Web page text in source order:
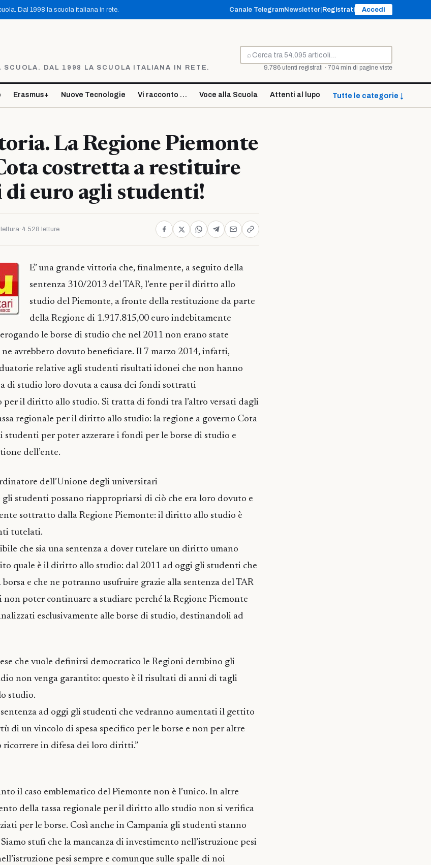
Dal 1998 la scuola italiana in rete. Canale TelegramNewsletter Registrati Accedi
DAL 1998 LA SCUOLA ITALIANA IN RETE.
⌕
Cerca
9.786 utenti registrati · 704 mln di pagine viste
Erasmus+ Nuove Tecnologie Vi racconto … Voce alla Scuola Attenti al lupo Tutte le categorie ↓
La Regione Piemonte
costretta a restituire
euro agli studenti!
· 4.528 letture
E’ una grande vittoria che, finalmente, a seguito della
sentenza 310/2013 del TAR, l’ente per il diritto allo
studio del Piemonte, a fronte della restituzione da parte
della Regione di 1.917.815,00 euro indebitamente
le borse di studio che nel 2011 non erano state
avrebbero dovuto beneficiare. Il 7 marzo 2014, infatti,
relative agli studenti risultati idonei che non hanno
di studio loro dovuta a causa dei fondi sottratti
il diritto allo studio. Si tratta di fondi tra l’altro versati dagli
regionale per il diritto allo studio: la regione a governo Cota
studenti per poter azzerare i fondi per le borse di studio e
dell’ente.
dell’Unione degli universitari
gli studenti possano riappropriarsi di ciò che era loro dovuto e
sottratto dalla Regione Piemonte: il diritto allo studio è
tutelati.
che sia una sentenza a dover tutelare un diritto umano
quale è il diritto allo studio: dal 2011 ad oggi gli studenti che
e che ne potranno usufruire grazie alla sentenza del TAR
poter continuare a studiare perché la Regione Piemonte
esclusivamente alle borse di studio, destinandoli ad
che vuole definirsi democratico le Regioni derubino gli
non venga garantito: questo è il risultati di anni di tagli
studio.
sentenza ad oggi gli studenti che vedranno aumentati il gettito
di un vincolo di spesa specifico per le borse e non per altre
in difesa dei loro diritti.”
il caso emblematico del Piemonte non è l’unico. In altre
della tassa regionale per il diritto allo studio non si verifica
per le borse. Così anche in Campania gli studenti stanno
stufi che la mancanza di investimento nell’istruzione pesi
pesi sempre e comunque sulle spalle di noi